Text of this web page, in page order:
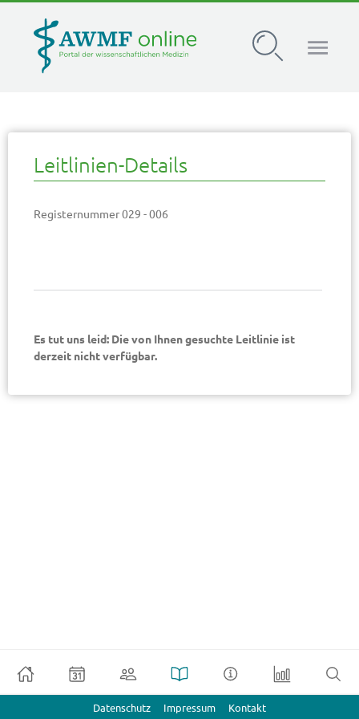
Leitlinien-Details
Registernummer 029 - 006
Es tut uns leid: Die von Ihnen gesuchte Leitlinie ist
derzeit nicht verfügbar.
Datenschutz Impressum Kontakt